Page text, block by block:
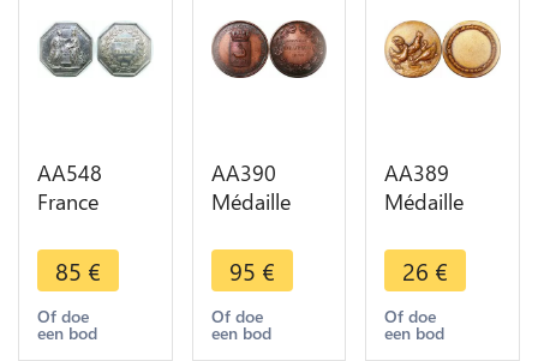
AA548
France
Consulat
Banque de
France
Napoléon I
85 €
Of doe
een bod
AA390
Médaille
Louis XIV
Roi Soleil
1638 St
Germain en
95 €
Of doe
een bod
AA389
Médaille
Rooster
Chicken -
>Make
offer
26 €
Of doe
een bod